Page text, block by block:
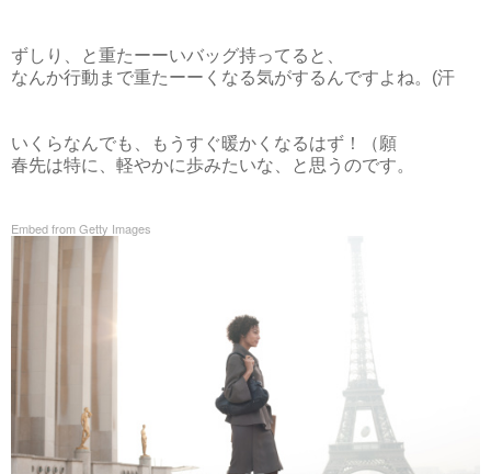
ずしり、と重たーーいバッグ持ってると、
なんか行動まで重たーーくなる気がするんですよね。(汗
いくらなんでも、もうすぐ暖かくなるはず！（願
春先は特に、軽やかに歩みたいな、と思うのです。
Embed from Getty Images